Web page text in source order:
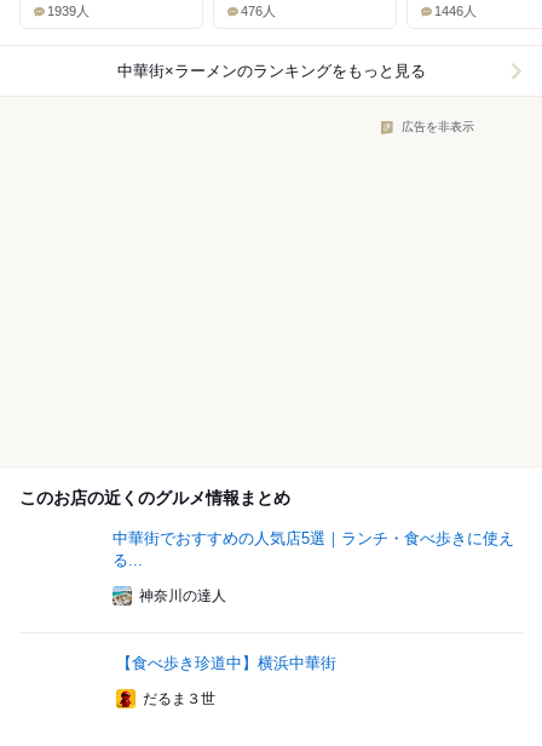
1939人 476人 1446人
中華街×ラーメンのランキングをもっと見る
広告を非表示
このお店の近くのグルメ情報まとめ
中華街でおすすめの人気店5選｜ランチ・食べ歩きに使え
る...
神奈川の達人
【食べ歩き珍道中】横浜中華街
だるま３世